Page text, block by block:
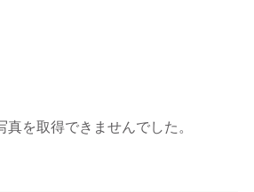
真を取得できませんでした。